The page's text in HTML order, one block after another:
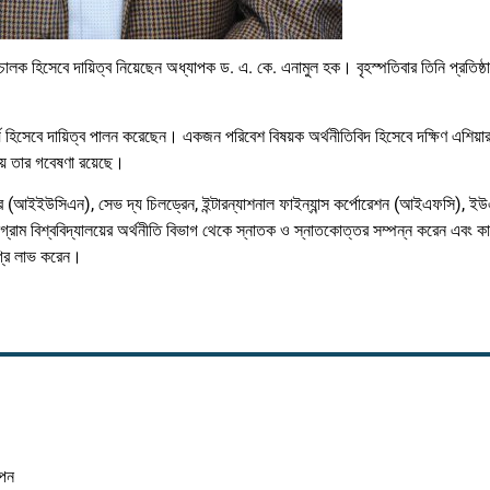
হিসেবে দায়িত্ব নিয়েছেন অধ্যাপক ড. এ. কে. এনামুল হক। বৃহস্পতিবার তিনি
দায়িত্ব পালন করেছেন। একজন পরিবেশ বিষয়ক অর্থনীতিবিদ হিসেবে দক্ষিণ
তার গবেষণা রয়েছে।
(আইইউসিএন), সেভ দ্য চিলড্রেন, ইন্টারন্যাশনাল ফাইন্যান্স কর্পোরেশন (আইএফসি),
বিশ্ববিদ্যালয়ের অর্থনীতি বিভাগ থেকে স্নাতক ও স্নাতকোত্তর সম্পন্ন করেন এবং
লাভ করেন।